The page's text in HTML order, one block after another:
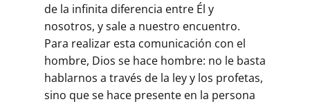
de la infinita diferencia entre Él y
nosotros, y sale a nuestro encuentro.
Para realizar esta comunicación con el
hombre, Dios se hace hombre: no le basta
hablarnos a través de la ley y los profetas,
sino que se hace presente en la persona